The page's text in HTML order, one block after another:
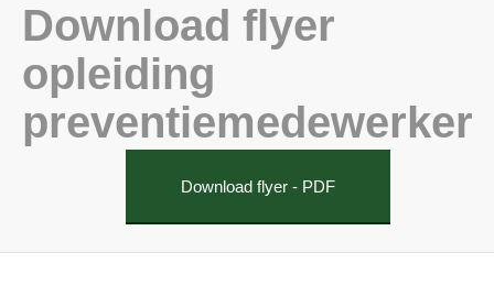
Download flyer
opleiding
preventiemedewerker
Download flyer - PDF